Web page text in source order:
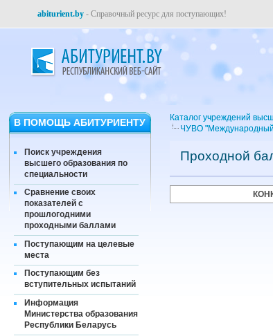
abiturient.by - Справочный ресурс для поступающих!
В ПОМОЩЬ АБИТУРИЕНТУ
Поиск учреждения
высшего образования по
специальности
Сравнение своих
показателей с
прошлогодними
проходными баллами
Поступающим на целевые
места
Поступающим без
вступительных испытаний
Информация
Министерства образования
Республики Беларусь
Каталог учреждений
ЧУВО "Международный
Проходной